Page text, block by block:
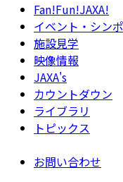
Fan!Fun!JAXA!
イベント・シン
施設見学
映像情報
JAXA's
カウントダウン
ライブラリ
トピックス
お問い合わせ